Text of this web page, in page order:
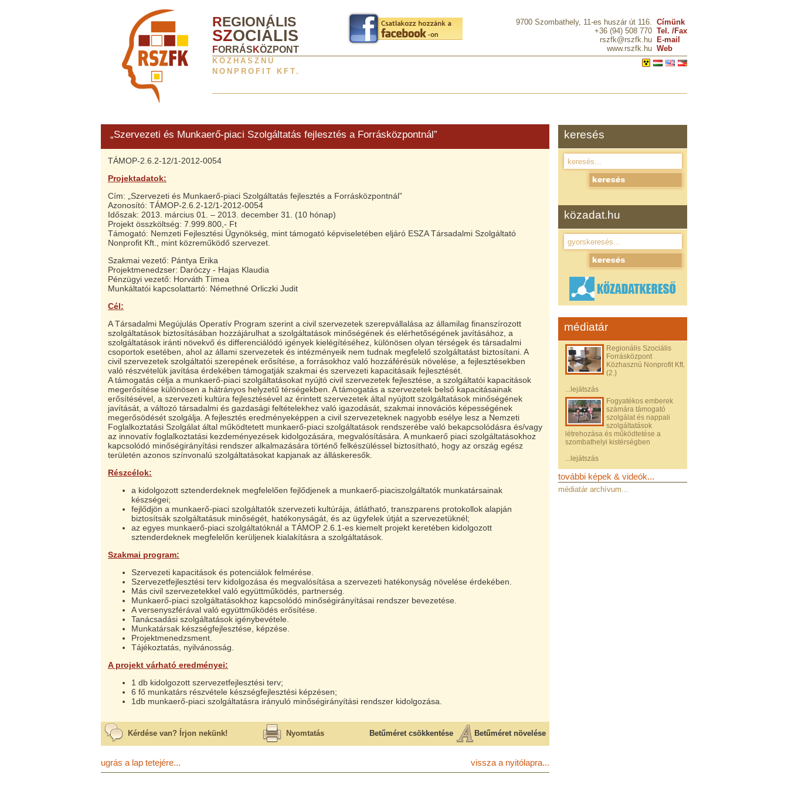
REGIONÁLIS
SZOCIÁLIS
FORRÁS KÖZPONT
KÖZHASZNÚ
NONPROFIT KFT.
9700 Szombathely, 11-es huszár út 116. Címünk
+36 (94) 508 770 Tel. /Fax
rszfk@rszfk.hu
E-mail
www.rszfk.hu Web
„Szervezeti és Munkaerő-piaci Szolgáltatás fejlesztés a Forrásközpontnál”
TÁMOP-2.6.2-12/1-2012-0054
Projektadatok:
Cím: „Szervezeti és Munkaerő-piaci Szolgáltatás fejlesztés a Forrásközpontnál”
Azonosító: TÁMOP-2.6.2-12/1-2012-0054
Időszak: 2013. március 01. – 2013. december 31. (10 hónap)
Projekt összköltség: 7.999.800,- Ft
Támogató: Nemzeti Fejlesztési Ügynökség, mint támogató képviseletében eljáró ESZA Társadalmi Szolgáltató
Nonprofit Kft., mint közreműködő szervezet.
Szakmai vezető: Pántya Erika
Projektmenedzser: Daróczy - Hajas Klaudia
Pénzügyi vezető: Horváth Tímea
Munkáltatói kapcsolattartó: Némethné Orliczki Judit
Cél:
A Társadalmi Megújulás Operatív Program szerint a civil szervezetek szerepvállalása az államilag finanszírozott
szolgáltatások biztosításában hozzájárulhat a szolgáltatások minőségének és elérhetőségének javításához, a
szolgáltatások iránti növekvő és differenciálódó igények kielégítéséhez, különösen olyan térségek és társadalmi
csoportok esetében, ahol az állami szervezetek és intézményeik nem tudnak megfelelő szolgáltatást biztosítani. A
civil szervezetek szolgáltatói szerepének erősítése, a forrásokhoz való hozzáférésük növelése, a fejlesztésekben
való részvételük javítása érdekében támogatják szakmai és szervezeti kapacitásaik fejlesztését.
A támogatás célja a munkaerő-piaci szolgáltatásokat nyújtó civil szervezetek fejlesztése, a szolgáltatói kapacitások
megerősítése különösen a hátrányos helyzetű térségekben. A támogatás a szervezetek belső kapacitásainak
erősítésével, a szervezeti kultúra fejlesztésével az érintett szervezetek által nyújtott szolgáltatások minőségének
javítását, a változó társadalmi és gazdasági feltételekhez való igazodását, szakmai innovációs képességének
megerősödését szolgálja. A fejlesztés eredményeképpen a civil szervezeteknek nagyobb esélye lesz a Nemzeti
Foglalkoztatási Szolgálat által működtetett munkaerő-piaci szolgáltatások rendszerébe való bekapcsolódásra és/vagy
az innovatív foglalkoztatási kezdeményezések kidolgozására, megvalósítására. A munkaerő piaci szolgáltatásokhoz
kapcsolódó minőségirányítási rendszer alkalmazására történő felkészüléssel biztosítható, hogy az ország egész
területén azonos színvonalú szolgáltatásokat kapjanak az álláskeresők.
Részcélok:
a kidolgozott sztenderdeknek megfelelően fejlődjenek a munkaerő-piaciszolgáltatók munkatársainak
készségei;
fejlődjön a munkaerő-piaci szolgáltatók szervezeti kultúrája, átlátható, transzparens protokollok alapján
biztosítsák szolgáltatásuk minőségét, hatékonyságát, és az ügyfelek útját a szervezetüknél;
az egyes munkaerő-piaci szolgáltatóknál a TÁMOP 2.6.1-es kiemelt projekt keretében kidolgozott
sztenderdeknek megfelelőn kerüljenek kialakításra a szolgáltatások.
Szakmai program:
Szervezeti kapacitások és potenciálok felmérése.
Szervezetfejlesztési terv kidolgozása és megvalósítása a szervezeti hatékonyság növelése érdekében.
Más civil szervezetekkel való együttműködés, partnerség.
Munkaerő-piaci szolgáltatásokhoz kapcsolódó minőségirányításai rendszer bevezetése.
A versenyszférával való együttműködés erősítése.
Tanácsadási szolgáltatások igénybevétele.
Munkatársak készségfejlesztése, képzése.
Projektmenedzsment.
Tájékoztatás, nyilvánosság.
A projekt várható eredményei:
1 db kidolgozott szervezetfejlesztési terv;
6 fő munkatárs részvétele készségfejlesztési képzésen;
1db munkaerő-piaci szolgáltatásra irányuló minőségirányítási rendszer kidolgozása.
Kérdése van? Írjon nekünk! Nyomtatás Betűméret csökkentése Betűméret növelése
keresés
közadat.hu
médiatár
Regionális Szociális
Forrásközpont
Közhasznú Nonprofit Kft.
(2.)
...lejátszás
Fogyatékos emberek
számára támogató
szolgálat és nappali
szolgáltatások
létrehozása és működtetése a
szombathelyi kistérségben
...lejátszás
további képek & videók...
médiatár archívum...
ugrás a lap tetejére... vissza a nyitólapra...